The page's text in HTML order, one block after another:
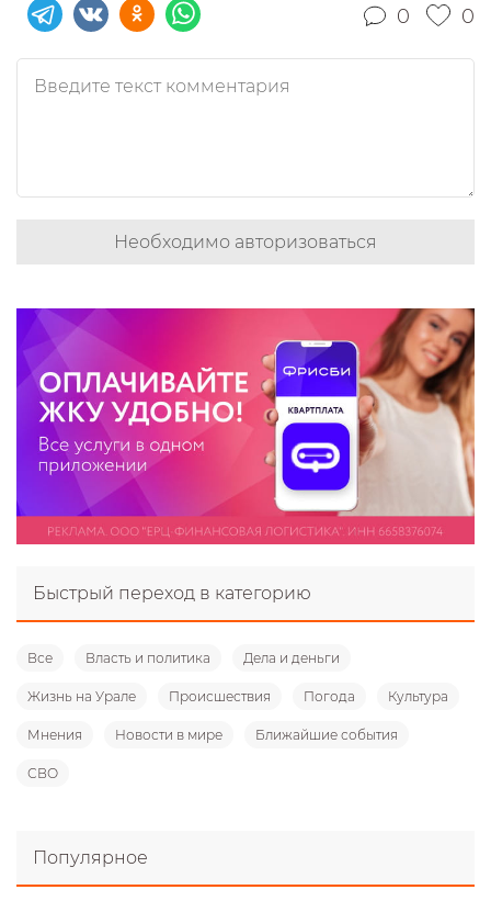
0 0
Необходимо авторизоваться
Быстрый переход в категорию
Все Власть и политика Дела и деньги
Жизнь на Урале Происшествия Погода Культура
Мнения Новости в мире Ближайшие события
СВО
Популярное